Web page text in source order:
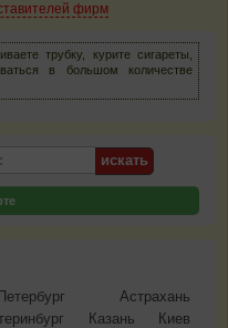
фирм
трубку, курите сигареты,
в большом количестве
Астрахань
Казань
Киев